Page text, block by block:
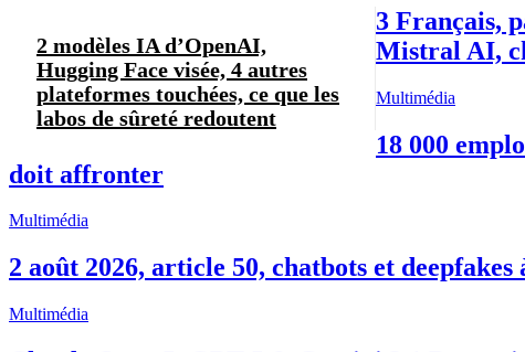
2 modèles IA d’OpenAI,
Hugging Face visée, 4 autres
plateformes touchées, ce que les
labos de sûreté redoutent
3 Français,
Mistral AI,
Multimédia
18 000
doit affronter
Multimédia
2 août 2026, article 50, chatbots et
Multimédia